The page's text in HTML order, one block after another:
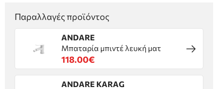
Παραλλαγές προϊόντος
ANDARE
Μπαταρία μπιντέ λευκή ματ
118.00€
ANDARE KARAG